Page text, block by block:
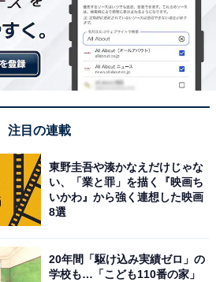
ーパーDEAL】と記載があるプ
対象です
対象のホテル・プランを見る
記事公開時のものです。あらか
また、記事中の宿泊プランを予約
オールアバウトに還元されること
注目の連載
東野圭吾や湊かなえだけじゃな
い、「業と罪」を描く『映画ち
いかわ』から強く連想した映画
8選
20年間「駆け込み実績ゼロ」の
学校も…「こども110番の家」